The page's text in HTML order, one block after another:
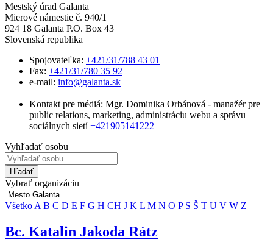
Mestský úrad Galanta
Mierové námestie č. 940/1
924 18 Galanta P.O. Box 43
Slovenská republika
Spojovateľka: +421/31/788 43 01
Fax: +421/31/780 35 92
e-mail: info@galanta.sk
Kontakt pre médiá: Mgr. Dominika Orbánová - manažér pre
public relations, marketing, administráciu webu a správu
sociálnych sietí+421905141222
Vyhľadať osobu
Hľadať
Vybrať organizáciu
Všetko A B C D E F G H CH J K L M N O P S Š T U V W Z
Bc. Katalin Jakoda Rátz